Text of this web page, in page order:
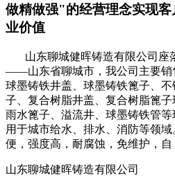
做精做强"的经营理念实现
业价值
山东聊城健晖铸造有限公司座
——山东省聊城市，我公司主要销
球墨铸铁井盖、球墨铸铁篦子、
子、复合树脂井盖、复合树脂篦子
雨水篦子、溢流井、球墨铸铁管
用于城市给水、排水、消防等领
便，强度高，耐腐蚀，免维护，自
山东聊城健晖铸造有限公司